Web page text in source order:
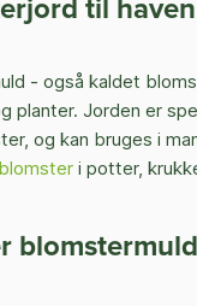
til haven
- også kaldet
planter. Jorden er
og kan bruges i
i potter,